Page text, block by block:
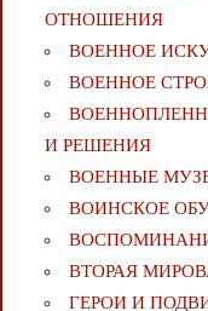
ОТНОШЕНИЯ
ВОЕННОЕ
ВОЕННОЕ
И РЕШЕНИЯ
ВОЕННЫЕ
ВОИНСКОЕ
ВТОРАЯ
ГЕРОИ И